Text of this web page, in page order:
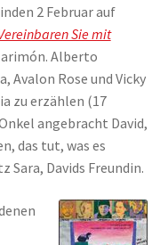
2 Februar auf
Sie mit
Alberto
Avalon Rose und Vicky
zu erzählen (17
angebracht David,
das tut, was es
Davids Freundin.